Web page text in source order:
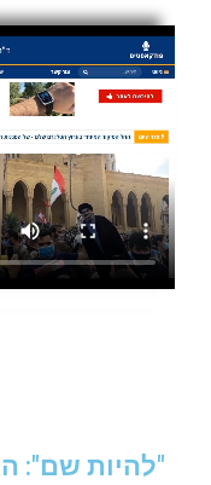
"להיות שם":